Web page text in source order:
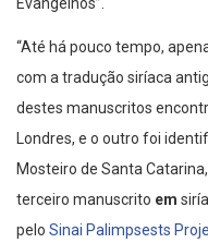
“Até há pouco tempo,
com a tradução siríaca
destes manuscritos
Londres, e o outro foi
Mosteiro de Santa
terceiro manuscrito em
pelo Sinai Palimpsests